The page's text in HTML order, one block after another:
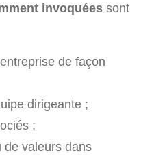
invoquées sont
de façon
dirigeante ;
;
de valeurs dans